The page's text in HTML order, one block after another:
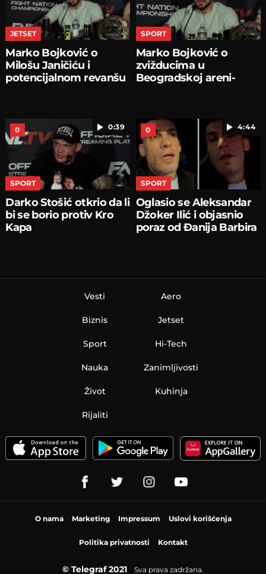
JETSET
Marko Bojković o
Milošu Janičiću i
potencijalnom revanšu
SPORT
Marko Bojković o
zvižducima u
Beogradskoj areni-
0:39
0
SPORT
Darko Stošić otkrio da li
bi se borio protiv Kro
Kapa
4:44
0
SPORT
Oglasio se Aleksandar
Džoker Ilić i objasnio
poraz od Đanija Barbira
Vesti
Biznis
Sport
Nauka
Aero
Jetset
Hi-Tech
Zanimljivosti
Život Kuhinja
Rijaliti
O nama Marketing Impressum Uslovi korišćenja
Politika privatnosti Kontakt
© Telegraf 2021 Sva prava zadržana.